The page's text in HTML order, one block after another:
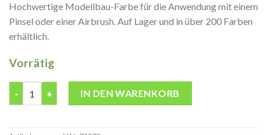
Hochwertige Modellbau-Farbe für die Anwendung mit einem
Pinsel oder einer Airbrush. Auf Lager und in über 200 Farben
erhältlich.
Vorrätig
IN DEN WARENKORB